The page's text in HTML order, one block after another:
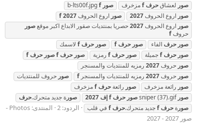
صور لعشاقحرفfمزخرف صور f
صور اروع الحروف2027 صور اروع الحروف2027
f
صور اروع الحروف2027حصريا بمنتديات صقور الابداع اكبر موقعصور
حروفf
صور حرفالفاء صور حرفf صور حرفf لاسمك
صور حرفfجميلة صور حرفf رمزية صور حرفfصور حرفf
صور حروف2027 رمزيه للمنتديات والمسنجر
صور حروف2027 رمزيه للمنتديات والمسنجر f صور حروف للمنتديات
صور رائعة مزخرف صور رائعة حرفfمزخرف
صور sniper (37).gif صور حرفfإف2027 صورة جديد متحرك.حرف
صورة حرفfجديد متحرك.حرفf في قلب الردود: 2 المنتدى:
Photos -
صور 2027 - 2027